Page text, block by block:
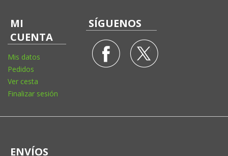
MI
CUENTA
Mis datos
Pedidos
Ver cesta
Finalizar sesión
SÍGUENOS
ENVÍOS